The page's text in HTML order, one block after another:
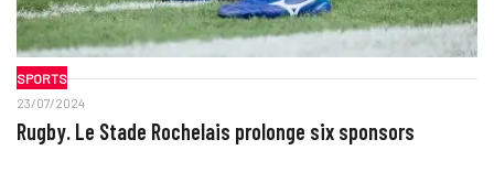
SPORTS
23/07/2024
Rugby. Le Stade Rochelais prolonge six sponsors